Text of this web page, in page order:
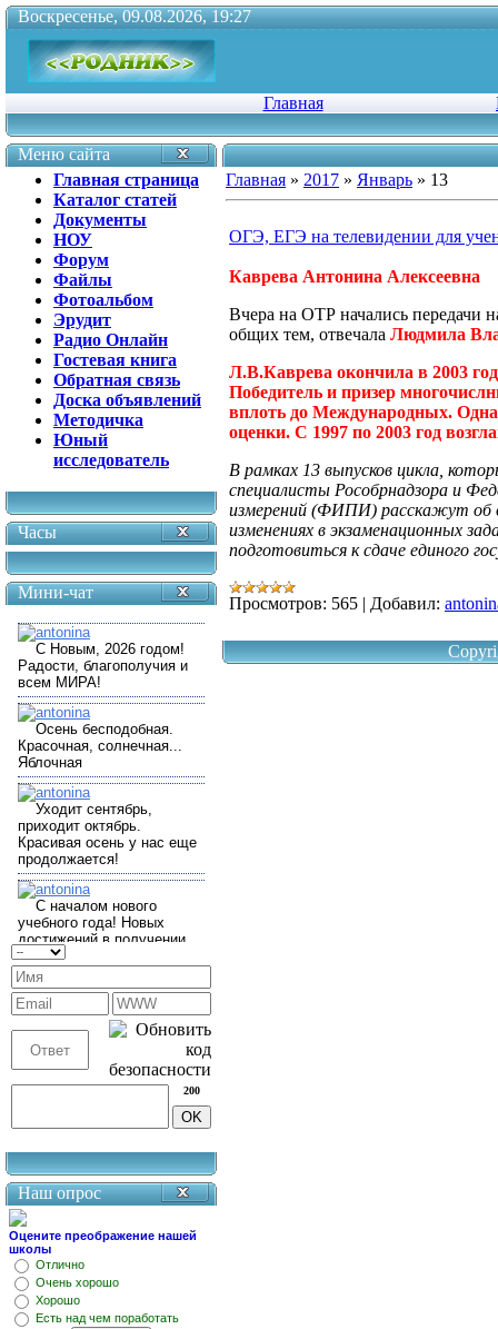
Воскресенье, 09.08.2026, 19:27
Главная
Меню сайта
Главная страница
Каталог статей
Документы
НОУ
Форум
Файлы
Фотоальбом
Эрудит
Радио Онлайн
Гостевая книга
Обратная связь
Доска объявлений
Методичка
Юный
исследователь
Часы
Мини-чат
200
Наш опрос
Оцените преображение нашей
школы
Отлично
Очень хорошо
Хорошо
Есть над чем поработать
Главная » 2017 » Январь » 13
ОГЭ, ЕГЭ на телевидении для
Каврева Антонина Алексеевна
Вчера на ОТР начались передачи
общих тем, отвечала Людмила
Л.В.Каврева окончила в 2003
Победитель и призер
вплоть до Международных.
оценки. С 1997 по 2003 год
В рамках 13 выпусков цикла,
специалисты Рособрнадзора и
измерений (ФИПИ) расскажут об
изменениях в экзаменационных
подготовиться к сдаче единого
Просмотров: 565 | Добавил: